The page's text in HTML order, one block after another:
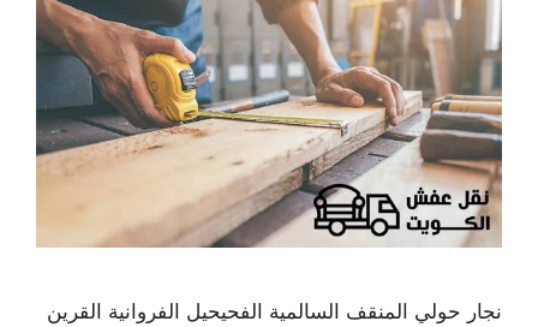
نجار حولي المنقف السالمية الفحيحيل الفروانية القرين